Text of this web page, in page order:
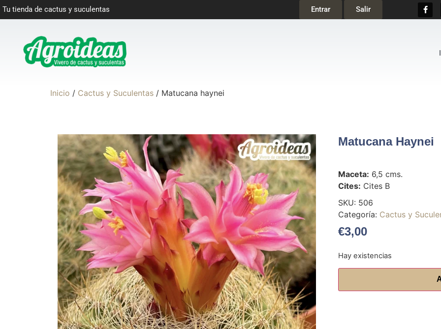
Tu tienda de cactus y suculentas Entrar Salir
Inicio / Cactus y Suculentas / Matucana haynei
Matucana Haynei
Maceta: 6,5 cms.
Cites: Cites B
SKU: 506
Categoría: Cactus y
€3,00
Hay existencias